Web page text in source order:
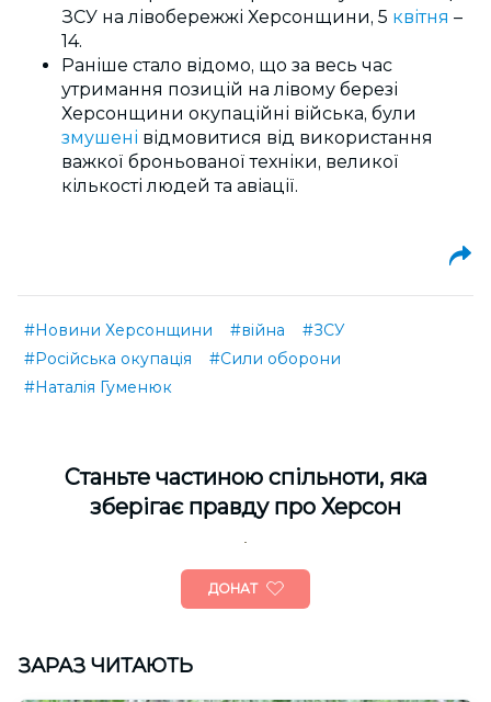
ЗСУ на лівобережжі Херсонщини, 5 квітня –
14.
Раніше стало відомо, що за весь час
утримання позицій на лівому березі
Херсонщини окупаційні війська, були
змушені відмовитися від використання
важкої броньованої техніки, великої
кількості людей та авіації.
#Новини Херсонщини #війна
#ЗСУ
#Російська окупація
#Сили оборони
#Наталія Гуменюк
Cтаньте частиною спільноти, яка
зберігає правду про Херсон
ДОНАТ
ЗАРАЗ ЧИТАЮТЬ